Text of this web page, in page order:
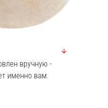
вручную -
именно вам.